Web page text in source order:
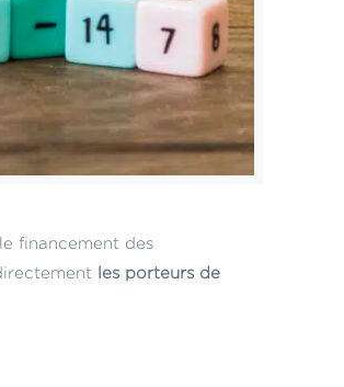
financement des
les porteurs de